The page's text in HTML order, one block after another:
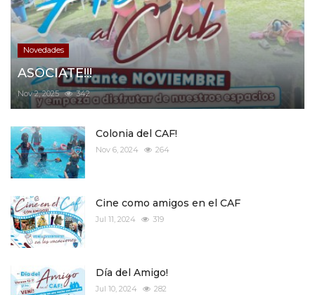
Novedades
ASOCIATE!!!
Nov 2, 2025 342
Colonia del CAF!
Nov 6, 2024 264
Cine como amigos en el CAF
Jul 11, 2024 319
Día del Amigo!
Jul 10, 2024 282